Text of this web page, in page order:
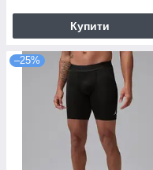
Купити
–25%